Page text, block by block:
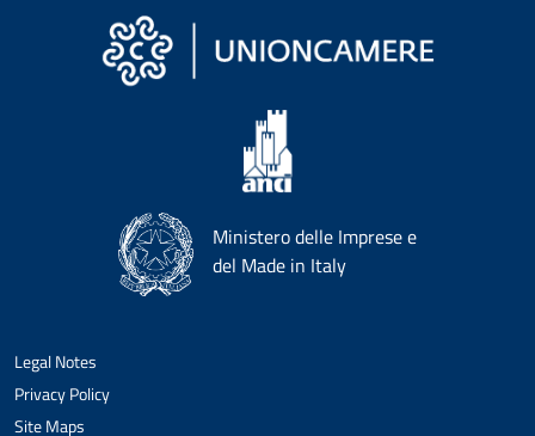
Ministero delle Imprese e
del Made in Italy
Legal Notes
Privacy Policy
Site Maps